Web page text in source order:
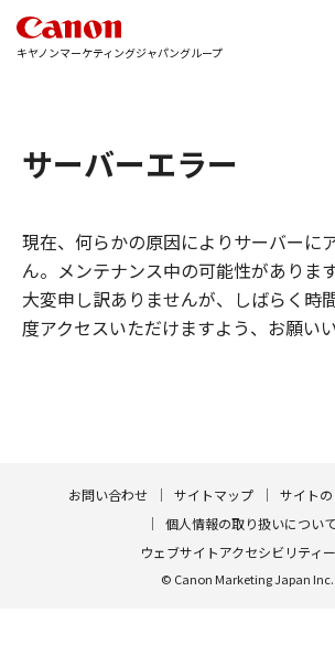
キヤノンマーケティングジャパングループ
サーバーエラー
現在、何らかの原因によりサーバーに
ん。メンテナンス中の可能性があります
大変申し訳ありませんが、しばらく時
度アクセスいただけますよう、お願いい
お問い合わせ サイトマップ
サイト
個人情報の取り扱いについて
ウェブサイトアクセシビリティ
© Canon Marketing Japan Inc.